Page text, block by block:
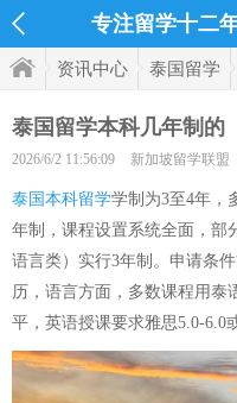
专注留学十二
资讯中心 泰国留学
泰国留学本科几年制的
2026/6/2 11:56:09 新加坡留学联盟
泰国本科留学学制为3至4年，
年制，课程设置系统全面，部
语言类）实行3年制。申请条
历，语言方面，多数课程用泰
平，英语授课要求雅思5.0-6.0